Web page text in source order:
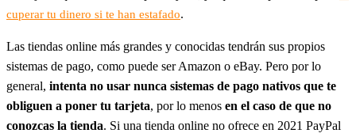
cuperar tu dinero si te han estafado.
Las tiendas online más grandes y conocidas tendrán sus propios
sistemas de pago, como puede ser Amazon o eBay. Pero por lo
general, intenta no usar nunca sistemas de pago nativos que te
obliguen a poner tu tarjeta, por lo menos en el caso de que no
conozcas la tienda. Si una tienda online no ofrece en 2021 PayPal